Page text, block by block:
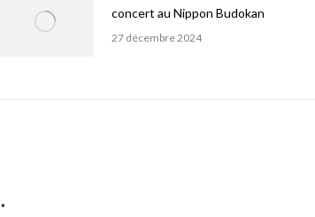
concert au Nippon Budokan
27 décembre 2024
*